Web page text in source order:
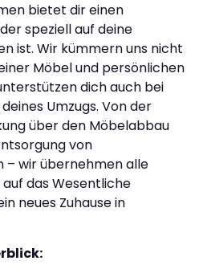
bietet dir einen
speziell auf deine
ist. Wir kümmern uns nicht
Möbel und persönlichen
dich auch bei
Umzugs. Von der
über den Möbelabbau
von
wir übernehmen alle
das Wesentliche
neues Zuhause in